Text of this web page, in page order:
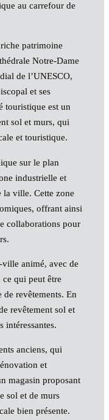
au carrefour de
patrimoine
Notre-Dame
de l’UNESCO,
et ses
touristique est un
sol et murs, qui
et touristique.
sur le plan
industrielle et
la ville. Cette zone
offrant ainsi
collaborations pour
animé, avec de
qui peut être
revêtements. En
revêtement sol et
intéressantes.
anciens, qui
et
magasin proposant
sol et de murs
bien présente.